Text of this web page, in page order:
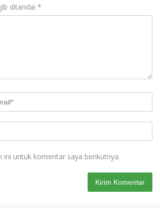
ditandai *
untuk komentar saya berikutnya.